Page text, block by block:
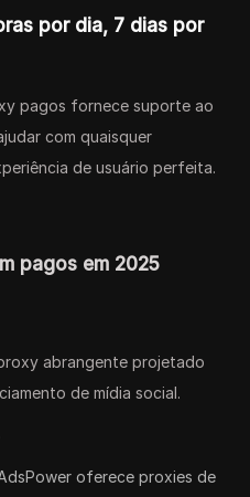
por dia, 7 dias por
pagos fornece suporte ao
com quaisquer
de usuário perfeita.
pagos em 2025
abrangente projetado
de mídia social.
oferece proxies de